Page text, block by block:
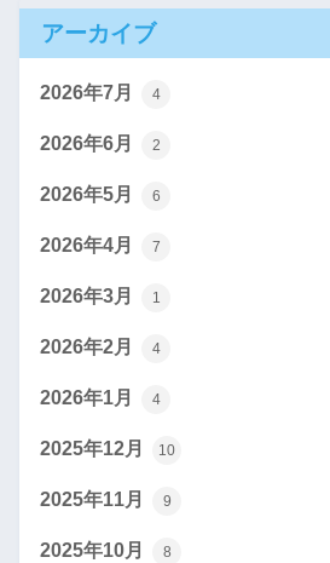
アーカイブ
2026年7月 4
2026年6月 2
2026年5月 6
2026年4月 7
2026年3月 1
2026年2月 4
2026年1月 4
2025年12月 10
2025年11月 9
2025年10月 8